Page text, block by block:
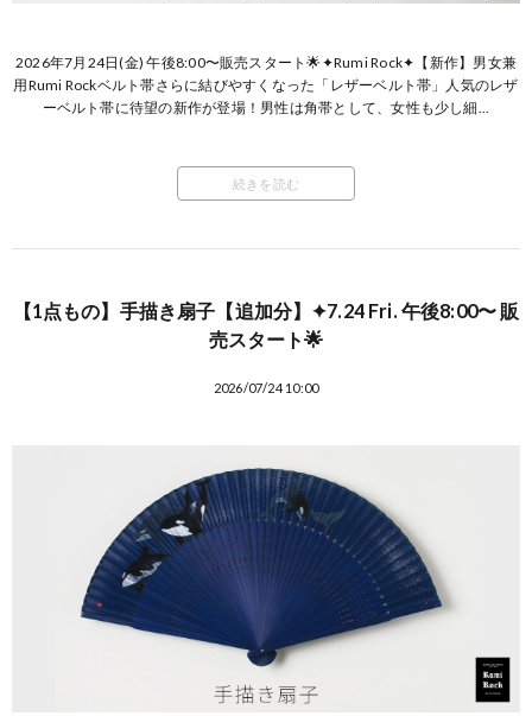
2026年7月24日(金) 午後8:00〜販売スタート🌟✦Rumi Rock✦【新作】男女兼
用Rumi Rockベルト帯さらに結びやすくなった「レザーベルト帯」人気のレザ
ーベルト帯に待望の新作が登場！男性は角帯として、女性も少し細...
続きを読む
【1点もの】手描き扇子【追加分】✦7.24 Fri. 午後8:00〜 販
売スタート🌟
2026/07/24 10:00